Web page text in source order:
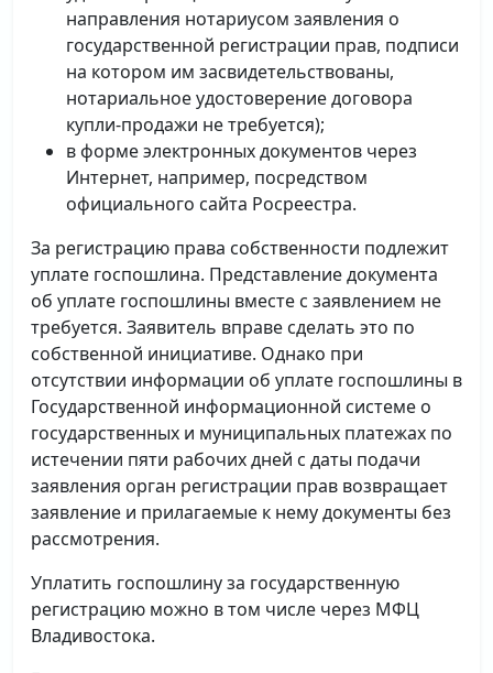
направления нотариусом заявления о
государственной регистрации прав, подписи
на котором им засвидетельствованы,
нотариальное удостоверение договора
купли-продажи не требуется);
в форме электронных документов через
Интернет, например, посредством
официального сайта Росреестра.
За регистрацию права собственности подлежит
уплате госпошлина. Представление документа
об уплате госпошлины вместе с заявлением не
требуется. Заявитель вправе сделать это по
собственной инициативе. Однако при
отсутствии информации об уплате госпошлины в
Государственной информационной системе о
государственных и муниципальных платежах по
истечении пяти рабочих дней с даты подачи
заявления орган регистрации прав возвращает
заявление и прилагаемые к нему документы без
рассмотрения.
Уплатить госпошлину за государственную
регистрацию можно в том числе через МФЦ
Владивостока.